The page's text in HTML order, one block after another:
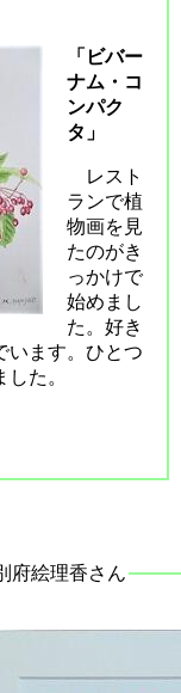
「ビバー
ナム・コ
ンパク
タ」
レスト
ランで植
物画を見
たのがき
っかけで
始めまし
た。好き
います。ひとつ
た。
府絵理香さん